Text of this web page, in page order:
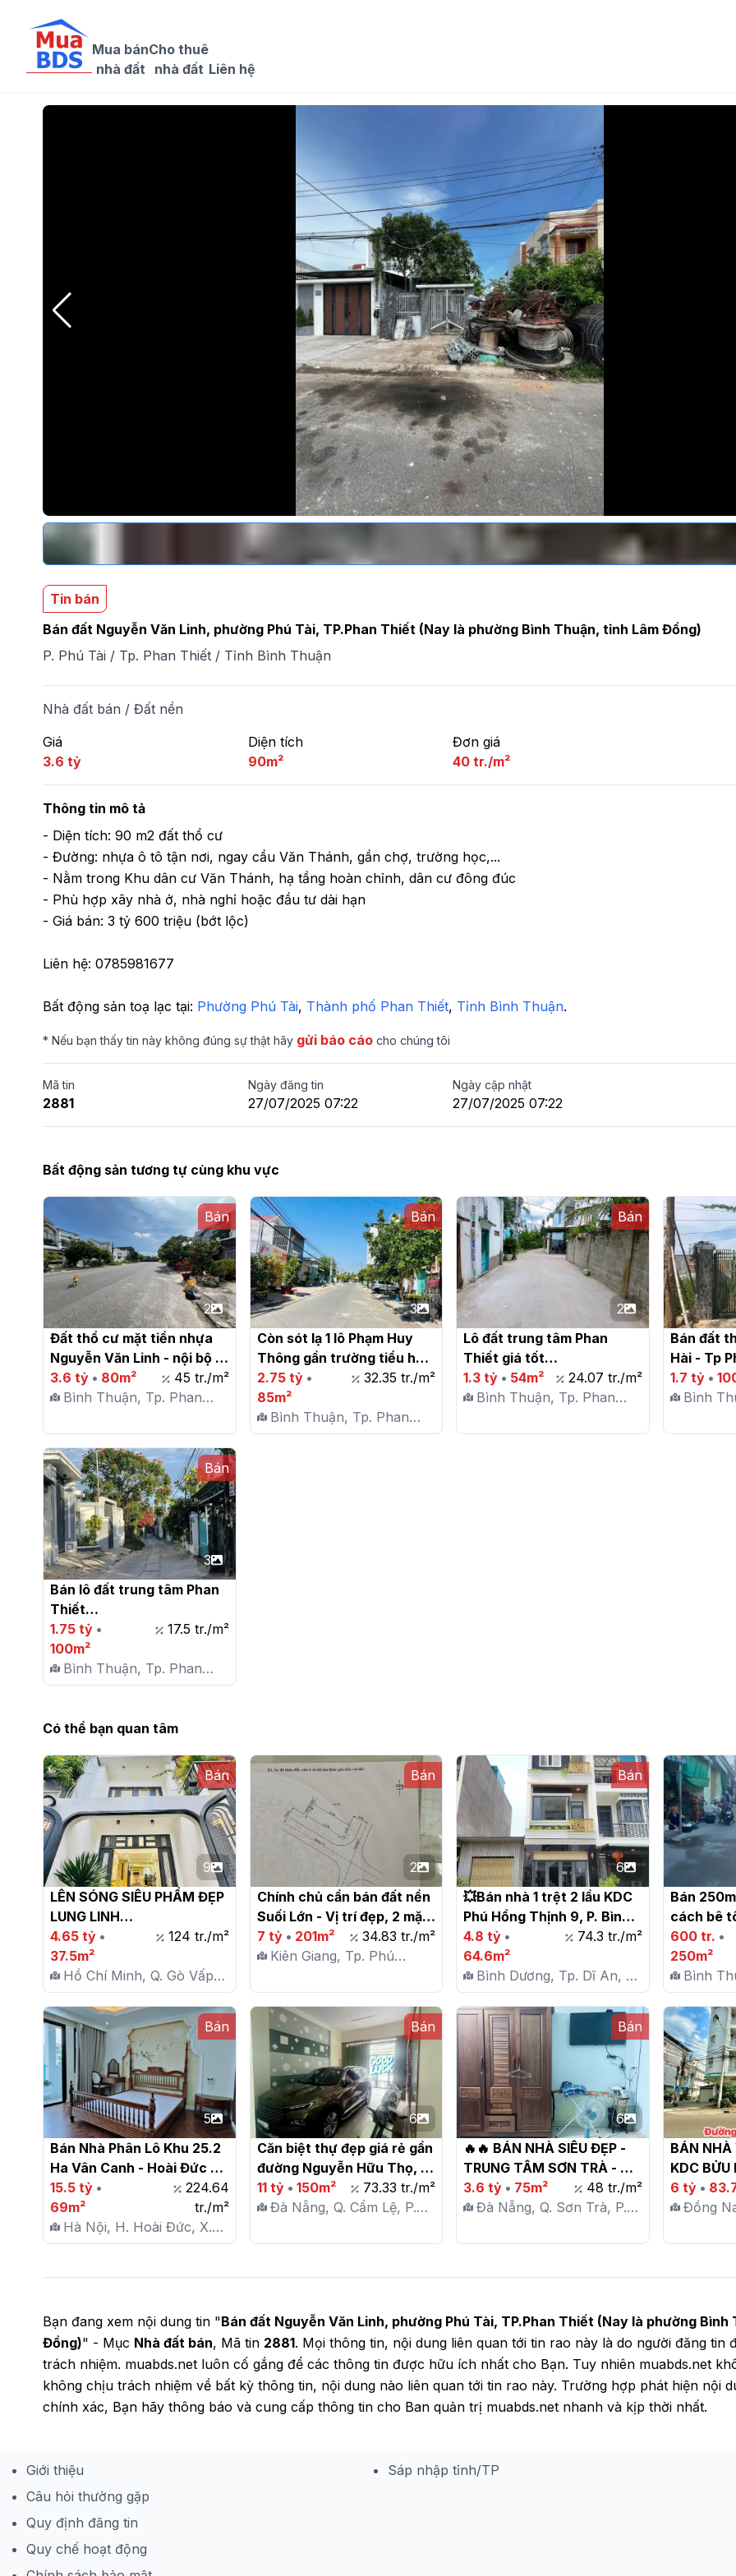
Mua bán
nhà đất
Cho thuê
nhà đất Liên hệ
Tin bán
Bán đất Nguyễn Văn Linh, phường Phú Tài, TP.Phan Thiết (Nay là phường Bình Thuận, tỉnh Lâm Đồng)
P. Phú Tài / Tp. Phan Thiết / Tỉnh Bình Thuận
Nhà đất bán / Đất nền
Giá
3.6 tỷ
Diện tích
90m²
Đơn giá
40 tr./m²
Thông tin mô tả
- Diện tích: 90 m2 đất thổ cư
- Đường: nhựa ô tô tận nơi, ngay cầu Văn Thánh, gần chợ, trường học,...
- Nằm trong Khu dân cư Văn Thánh, hạ tầng hoàn chỉnh, dân cư đông đúc
- Phù hợp xây nhà ở, nhà nghỉ hoặc đầu tư dài hạn
- Giá bán: 3 tỷ 600 triệu (bớt lộc)
Liên hệ: 0785981677
Bất động sản toạ lạc tại: Phường Phú Tài, Thành phố Phan Thiết, Tỉnh Bình Thuận.
* Nếu bạn thấy tin này không đúng sự thật hãy gửi báo cáo cho chúng tôi
Mã tin
2881
Ngày đăng tin
27/07/2025 07:22
Ngày cập nhật
27/07/2025 07:22
Bất động sản tương tự cùng khu vực
Bán
2
Đất thổ cư mặt tiền nhựa
Nguyễn Văn Linh - nội bộ
Lê Duẩn, phường Phú Tài -
Phan Thiết
3.6 tỷ • 80m²
45 tr./m²
Bình Thuận, Tp. Phan
Bán
3
Còn sót lạ 1 lô Phạm Huy
Thông gần trường tiểu học
Phú Trinh 1 - Phan Thiết giá
tốt
2.75 tỷ•
85m²
32.35 tr./m²
Bình Thuận, Tp. Phan
Thiết, P. Phú Tài
Bán
2
Lô đất trung tâm Phan
Thiết giá tốt
1.3 tỷ • 54m²
24.07 tr./m²
Bình Thuận, Tp. Phan
Bán đất
Hài - Tp
1.7 tỷ•
Bình
Bán
3
Bán lô đất trung tâm Phan
Thiết
1.75 tỷ •
100m²
17.5 tr./m²
Bình Thuận, Tp. Phan
Thiết, P. Phú Tài
Có thể bạn quan tâm
Bán
9
LÊN SÓNG SIÊU PHẨM ĐẸP
LUNG LINH
4.65 tỷ •
37.5m²
124 tr./m²
Hồ Chí Minh, Q. Gò Vấp,
P. 12
Bán
2
Chính chủ cần bán đất nền
Suối Lớn - Vị trí đẹp, 2 mặt
tiền!
7 tỷ• 201m²
34.83 tr./m²
Kiên Giang, Tp. Phú
Bán
6
💥Bán nhà 1 trệt 2 lầu KDC
Phú Hồng Thịnh 9, P. Bình
An, Tp. Dĩ An
4.8 tỷ •
64.6m²
74.3 tr./m²
Bình Dương, Tp. Dĩ An, P.
Bình An
Bán
cách bê
Đức,
600 tr. •
250m²
Bình
Thuận
Bán
5
Bán Nhà Phân Lô Khu 25.2
Ha Vân Canh - Hoài Đức
69m2 x 5 Tầng | Thang
Máy, Vỉa Hè, Đường Ô Tô
Tải Tránh - Giá 15.5 Tỷ
15.5 tỷ •
69m²
224.64
tr./m²
Hà Nội, H. Hoài Đức, X.
Vân Canh
Bán
6
Căn biệt thự đẹp giá rẻ gần
đường Nguyễn Hữu Thọ,
Q.Cẩm Lệ, TP. Đà Nẵng
11 tỷ• 150m²
73.33 tr./m²
Đà Nẵng, Q. Cẩm Lệ, P.
Bán
6
🔥🔥 BÁN NHÀ SIÊU ĐẸP -
TRUNG TÂM SƠN TRÀ -
GIÁ CHỈ 3.6 TỶ 🔥🔥
3.6 tỷ • 75m²
48 tr./m²
Đà Nẵng, Q. Sơn Trà, P.
BÁN
KDC BỬU
Trường
Hồng –
6 tỷ•
Đồng
Bạn đang xem nội dung tin "Bán đất Nguyễn Văn Linh, phường Phú Tài, TP.Phan Thiết (Nay là phường Bình
Đồng)" - Mục Nhà đất bán, Mã tin 2881. Mọi thông tin, nội dung liên quan tới tin rao này là do người đăng tin
trách nhiệm. muabds.net luôn cố gắng để các thông tin được hữu ích nhất cho Bạn. Tuy nhiên muabds.net
không chịu trách nhiệm về bất kỳ thông tin, nội dung nào liên quan tới tin rao này. Trường hợp phát hiện nội
chính xác, Bạn hãy thông báo và cung cấp thông tin cho Ban quản trị muabds.net nhanh và kịp thời nhất.
Giới thiệu
Câu hỏi thường gặp
Quy định đăng tin
Quy chế hoạt động
Sáp nhập tỉnh/TP